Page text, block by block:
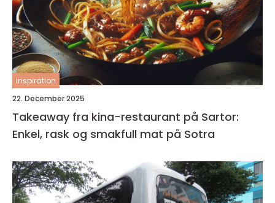
inspiration
22. December 2025
Takeaway fra kina-restaurant på Sartor:
Enkel, rask og smakfull mat på Sotra